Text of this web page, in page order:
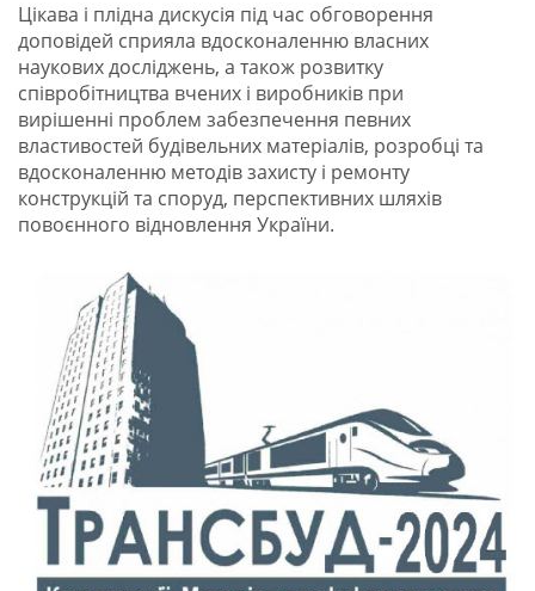
Цікава і плідна дискусія під час обговорення
доповідей сприяла вдосконаленню власних
наукових досліджень, а також розвитку
співробітництва вчених і виробників при
вирішенні проблем забезпечення певних
властивостей будівельних матеріалів, розробці та
вдосконаленню методів захисту і ремонту
конструкцій та споруд, перспективних шляхів
повоєнного відновлення України.